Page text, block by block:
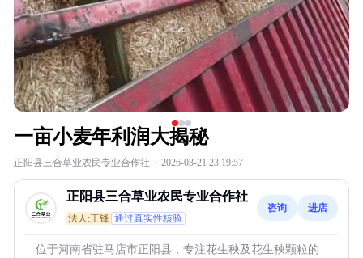
一亩小麦年利润大揭秘
正阳县三合草业农民专业合作社 · 2026-03-21 23:19:57
正阳县三合草业农民专业合作社
法人:王锋 通过真实性核验
咨询 进店
位于河南省驻马店市正阳县，专注花生秧及花生秧颗粒的